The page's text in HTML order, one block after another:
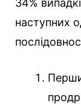
34%
наступних